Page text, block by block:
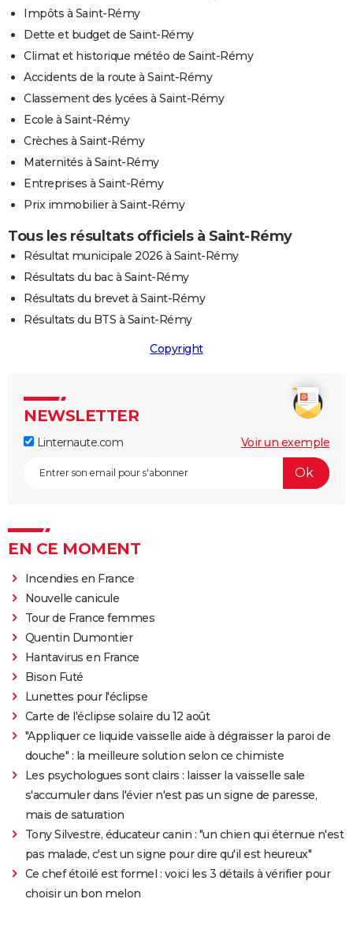
Impôts à Saint-Rémy
Dette et budget de Saint-Rémy
Climat et historique météo de Saint-Rémy
Accidents de la route à Saint-Rémy
Classement des lycées à Saint-Rémy
Ecole à Saint-Rémy
Crèches à Saint-Rémy
Maternités à Saint-Rémy
Entreprises à Saint-Rémy
Prix immobilier à Saint-Rémy
Tous les résultats officiels à Saint-Rémy
Résultat municipale 2026 à Saint-Rémy
Résultats du bac à Saint-Rémy
Résultats du brevet à Saint-Rémy
Résultats du BTS à Saint-Rémy
Copyright
NEWSLETTER
Linternaute.com Voir un exemple
EN CE MOMENT
Incendies en France
Nouvelle canicule
Tour de France femmes
Quentin Dumontier
Hantavirus en France
Bison Futé
Lunettes pour l'éclipse
Carte de l'éclipse solaire du 12 août
"Appliquer ce liquide vaisselle aide à dégraisser la paroi de
douche" : la meilleure solution selon ce chimiste
Les psychologues sont clairs : laisser la vaisselle sale
s'accumuler dans l'évier n'est pas un signe de paresse,
mais de saturation
Tony Silvestre, éducateur canin : "un chien qui éternue n'est
pas malade, c'est un signe pour dire qu'il est heureux"
Ce chef étoilé est formel : voici les 3 détails à vérifier pour
choisir un bon melon